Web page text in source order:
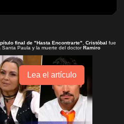
final de "Hasta Encontrarte" Cristóbal fue
Paula y la muerte del doctorRamiro
Lea el artículo